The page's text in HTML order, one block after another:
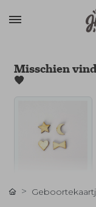
Misschien
🧡